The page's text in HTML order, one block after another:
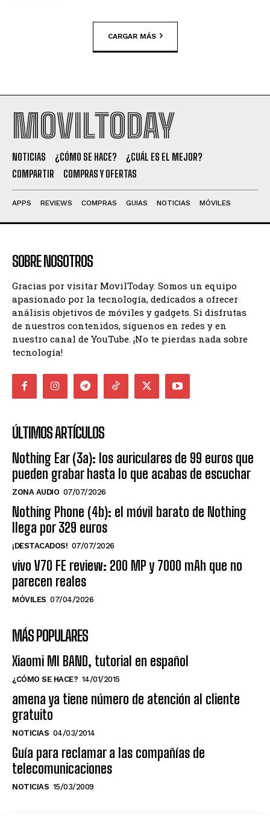
CARGAR MÁS
MOVILTODAY
NOTICIAS ¿CÓMO SE HACE?
¿CUÁL ES EL MEJOR?
COMPARTIR
COMPRAS Y OFERTAS
APPS REVIEWS COMPRAS GUIAS NOTICIAS MÓVILES
SOBRE NOSOTROS
Gracias por visitar MovilToday. Somos un equipo
apasionado por la tecnología, dedicados a ofrecer
análisis objetivos de móviles y gadgets. Si disfrutas
de nuestros contenidos, síguenos en redes y en
nuestro canal de YouTube. ¡No te pierdas nada sobre
tecnología!
ÚLTIMOS ARTÍCULOS
Nothing Ear (3a): los auriculares de 99 euros que
pueden grabar hasta lo que acabas de escuchar
ZONA AUDIO 07/07/2026
Nothing Phone (4b): el móvil barato de Nothing
llega por 329 euros
¡DESTACADOS! 07/07/2026
vivo V70 FE review: 200 MP y 7000 mAh que no
parecen reales
MÓVILES 07/04/2026
MÁS POPULARES
Xiaomi MI BAND, tutorial en español
¿CÓMO SE HACE? 14/01/2015
amena ya tiene número de atención al cliente
gratuito
NOTICIAS 04/03/2014
Guía para reclamar a las compañías de
telecomunicaciones
NOTICIAS 15/03/2009